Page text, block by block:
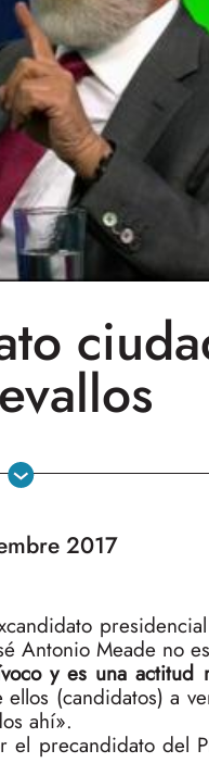
2017
Antonio Meade no
y es una actitud
(candidatos) a
ahí».
precandidato del